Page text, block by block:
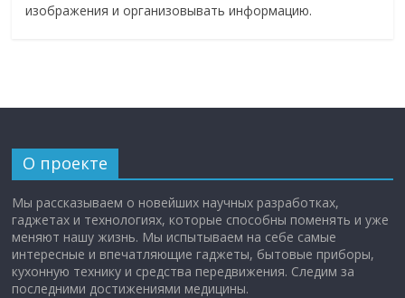
изображения и организовывать информацию.
О проекте
Мы рассказываем о новейших научных разработках,
гаджетах и технологиях, которые способны поменять и уже
меняют нашу жизнь. Мы испытываем на себе самые
интересные и впечатляющие гаджеты, бытовые приборы,
кухонную технику и средства передвижения. Следим за
последними достижениями медицины.